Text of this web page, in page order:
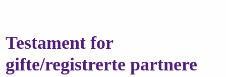
Testament for
gifte/registrerte partnere